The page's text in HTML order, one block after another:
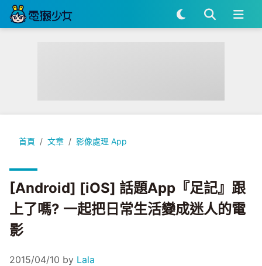
首頁 文章 影像處理 App
[Android] [iOS] 話題App『足記』跟上了嗎? 一起把日常生活
[Android] [iOS] 話題App『足記』跟
上了嗎? 一起把日常生活變成迷人的電
影
2015/04/10 by Lala